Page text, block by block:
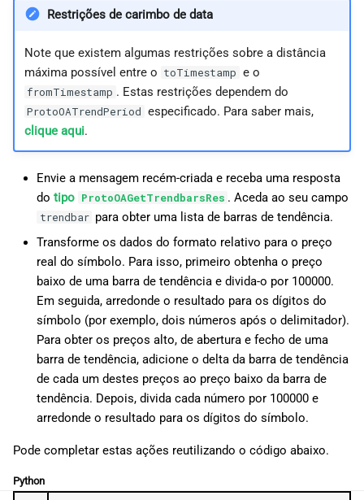
Restrições de carimbo de data
Note que existem algumas restrições sobre a distância
máxima possível entre o toTimestamp e o
fromTimestamp . Estas restrições dependem do
ProtoOATrendPeriod especificado. Para saber mais,
clique aqui.
Envie a mensagem recém-criada e receba uma resposta
do tipo ProtoOAGetTrendbarsRes . Aceda ao seu campo
trendbar para obter uma lista de barras de tendência.
Transforme os dados do formato relativo para o preço
real do símbolo. Para isso, primeiro obtenha o preço
baixo de uma barra de tendência e divida-o por 100000.
Em seguida, arredonde o resultado para os dígitos do
símbolo (por exemplo, dois números após o delimitador).
Para obter os preços alto, de abertura e fecho de uma
barra de tendência, adicione o delta da barra de tendência
de cada um destes preços ao preço baixo da barra de
tendência. Depois, divida cada número por 100000 e
arredonde o resultado para os dígitos do símbolo.
Pode completar estas ações reutilizando o código abaixo.
Python